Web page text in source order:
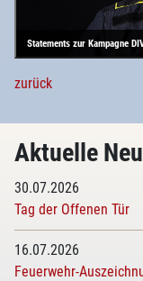
Statements zur Kampagne
zurück
Aktuelle
30.07.2026
Tag der Offenen Tür
16.07.2026
Feuerwehr-